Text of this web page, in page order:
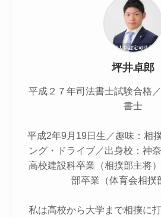
坪井卓郎
平成２７年司法書士試験合格
書士
平成2年9月19日生／趣味：相
ング・ドライブ／出身校：神
高校建設科卒業（相撲部主将
部卒業（体育会相撲
私は高校から大学まで相撲に